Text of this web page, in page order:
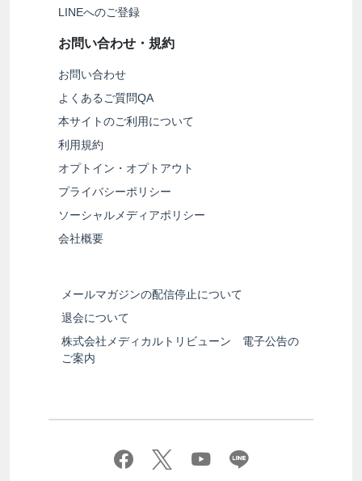
LINEへのご登録
お問い合わせ・規約
お問い合わせ
よくあるご質問QA
本サイトのご利用について
利用規約
オプトイン・オプトアウト
プライバシーポリシー
ソーシャルメディアポリシー
会社概要
メールマガジンの配信停止について
退会について
株式会社メディカルトリビューン 電子公告の
ご案内